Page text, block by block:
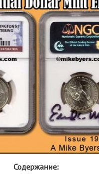
Содержание: